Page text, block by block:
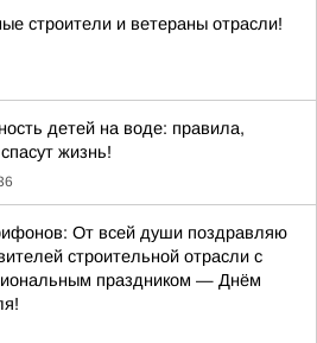
строители и ветераны отрасли!
детей на воде: правила,
жизнь!
От всей души поздравляю
строительной отрасли с
праздником — Днём